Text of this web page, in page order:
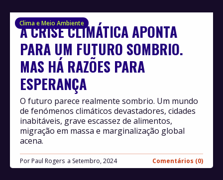
Clima e Meio Ambiente
A CRISE CLIMÁTICA APONTA
PARA UM FUTURO SOMBRIO.
MAS HÁ RAZÕES PARA
ESPERANÇA
Por Paul Rogers Setembro, 2024 Comentários (0)
O futuro parece realmente sombrio. Um mundo
de fenómenos climáticos devastadores, cidades
inabitáveis, grave escassez de alimentos,
migração em massa e marginalização global
acena.